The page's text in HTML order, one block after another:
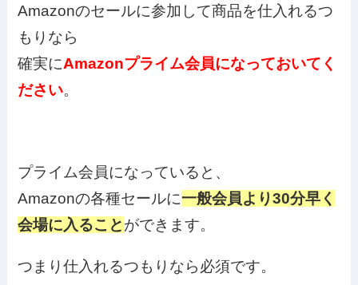
Amazonのセールに参加して商品を仕入れるつ
もりなら
確実にAmazonプライム会員になっておいてく
ださい。
プライム会員になっていると、
Amazonの各種セールに一般会員より30分早く
会場に入ることができます。
つまり仕入れるつもりなら必須です。